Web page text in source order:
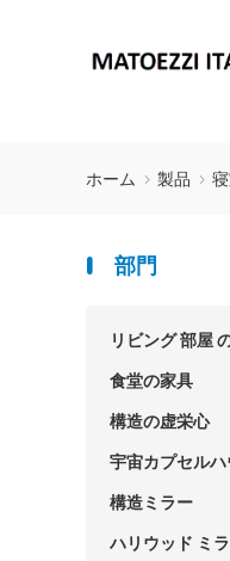
ホーム 製品
部門
リビング 部屋
食堂の家具
構造の虚栄心
宇宙カプセルハ
構造ミラー
ハリウッド ミ